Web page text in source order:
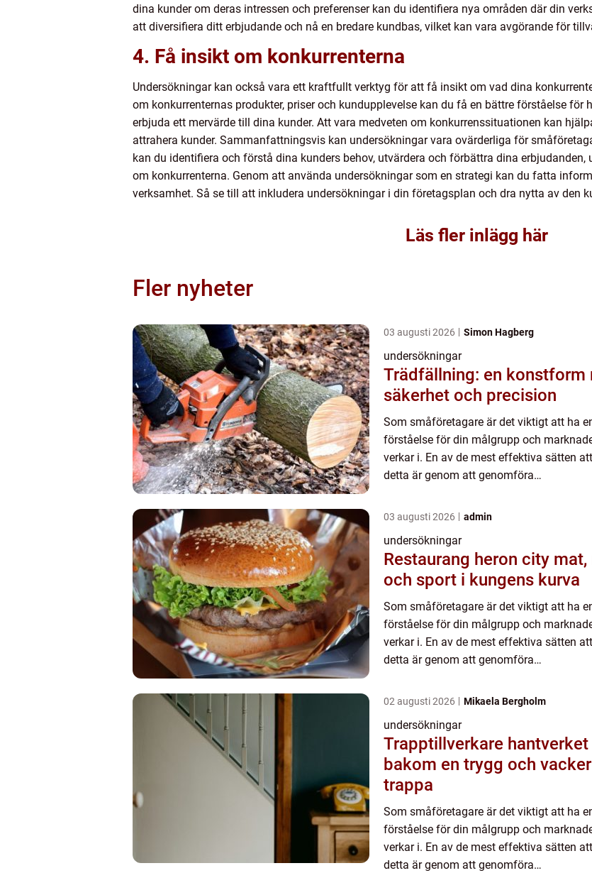
dina kunder om deras intressen och preferenser kan du identifiera nya områden där din
att diversifiera ditt erbjudande och nå en bredare kundbas, vilket kan vara avgörande för
4. Få insikt om konkurrenterna
Undersökningar kan också vara ett kraftfullt verktyg för att få insikt om vad dina
om konkurrenternas produkter, priser och kundupplevelse kan du få en bättre förståelse
erbjuda ett mervärde till dina kunder. Att vara medveten om konkurrenssituationen kan
attrahera kunder. Sammanfattningsvis kan undersökningar vara ovärderliga för
kan du identifiera och förstå dina kunders behov, utvärdera och förbättra dina
om konkurrenterna. Genom att använda undersökningar som en strategi kan du fatta
verksamhet. Så se till att inkludera undersökningar i din företagsplan och dra nytta av den
Läs fler inlägg här
Fler nyheter
03 augusti 2026 Simon Hagberg
undersökningar
Trädfällning: en konstform
säkerhet och precision
Som småföretagare är det viktigt att ha
förståelse för din målgrupp och
verkar i. En av de mest effektiva sätten
detta är genom att genomföra
03 augusti 2026 admin
undersökningar
Restaurang heron city mat, nöjen
och sport i kungens kurva
Som småföretagare är det viktigt att ha
förståelse för din målgrupp och
verkar i. En av de mest effektiva sätten
detta är genom att genomföra
02 augusti 2026 Mikaela Bergholm
undersökningar
Trapptillverkare hantverket
bakom en trygg och vacker
trappa
Som småföretagare är det viktigt att ha
förståelse för din målgrupp och
verkar i. En av de mest effektiva sätten
detta är genom att genomföra